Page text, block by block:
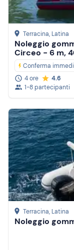
Terracina, Latina
Noleggio
Circeo - 6 m,
Conferma
4 ore
4.6
1-8 partecipanti
Terracina, Latina
Noleggio